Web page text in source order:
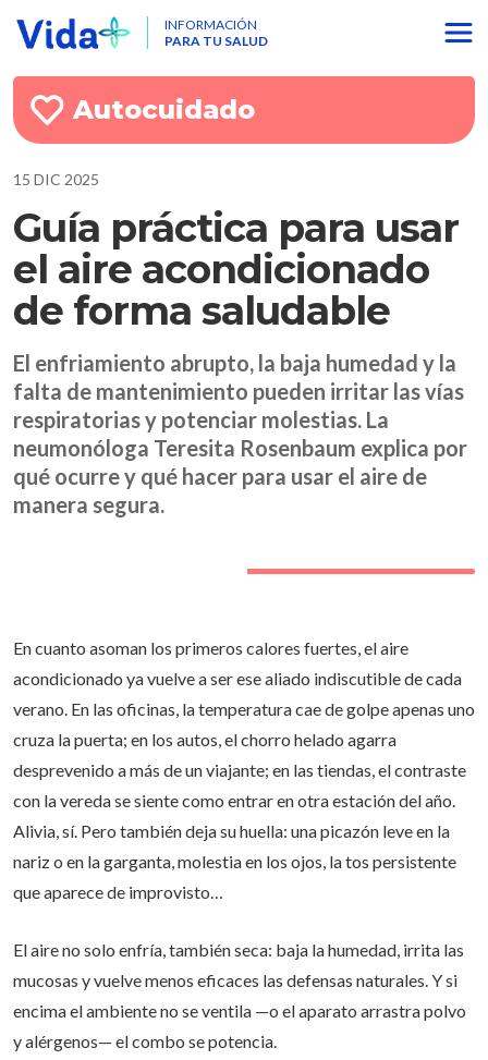
INFORMACIÓN
PARA TU SALUD
Autocuidado
15 DIC 2025
Guía práctica para usar
el aire acondicionado
de forma saludable
El enfriamiento abrupto, la baja humedad y la
falta de mantenimiento pueden irritar las vías
respiratorias y potenciar molestias. La
neumonóloga Teresita Rosenbaum explica por
qué ocurre y qué hacer para usar el aire de
manera segura.
En cuanto asoman los primeros calores fuertes, el aire
acondicionado ya vuelve a ser ese aliado indiscutible de cada
verano. En las oficinas, la temperatura cae de golpe apenas uno
cruza la puerta; en los autos, el chorro helado agarra
desprevenido a más de un viajante; en las tiendas, el contraste
con la vereda se siente como entrar en otra estación del año.
Alivia, sí. Pero también deja su huella: una picazón leve en la
nariz o en la garganta, molestia en los ojos, la tos persistente
que aparece de improvisto…
El aire no solo enfría, también seca: baja la humedad, irrita las
mucosas y vuelve menos eficaces las defensas naturales. Y si
encima el ambiente no se ventila —o el aparato arrastra polvo
y alérgenos— el combo se potencia.